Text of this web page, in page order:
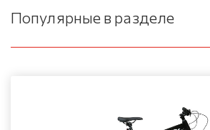
Популярные в разделе